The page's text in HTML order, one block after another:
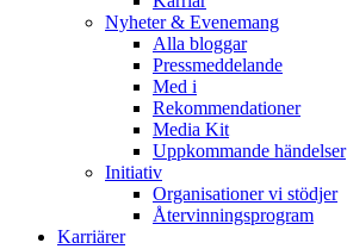
Nyheter & Evenemang
Alla bloggar
Pressmeddelande
Med i
Rekommendationer
Media Kit
Uppkommande händelser
Initiativ
Organisationer vi stödjer
Återvinningsprogram
Karriärer